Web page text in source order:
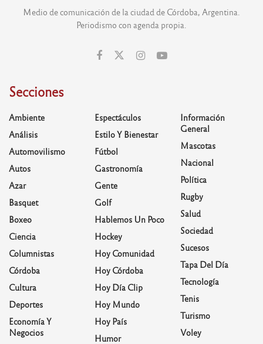
Medio de comunicación de la ciudad de Córdoba, Argentina.
Periodismo con agenda propia.
Secciones
Ambiente
Análisis
Automovilismo
Autos
Azar
Basquet
Boxeo
Ciencia
Columnistas
Córdoba
Cultura
Deportes
Economía Y
Negocios
Espectáculos
Estilo Y Bienestar
Fútbol
Gastronomía
Gente
Golf
Hablemos Un Poco
Hockey
Hoy Comunidad
Hoy Córdoba
Hoy Día Clip
Hoy Mundo
Hoy País
Humor
Información
General
Mascotas
Nacional
Política
Rugby
Salud
Sociedad
Sucesos
Tapa Del Día
Tecnología
Tenis
Turismo
Voley